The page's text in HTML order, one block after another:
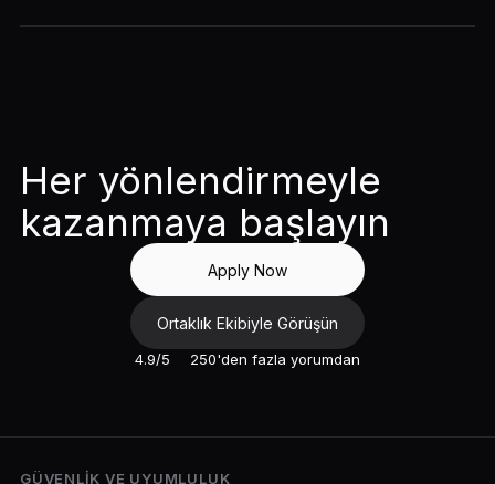
Her yönlendirmeyle
kazanmaya başlayın
Apply Now
Ortaklık Ekibiyle Görüşün
4.9/5 250'den fazla yorumdan
GÜVENLIK VE UYUMLULUK